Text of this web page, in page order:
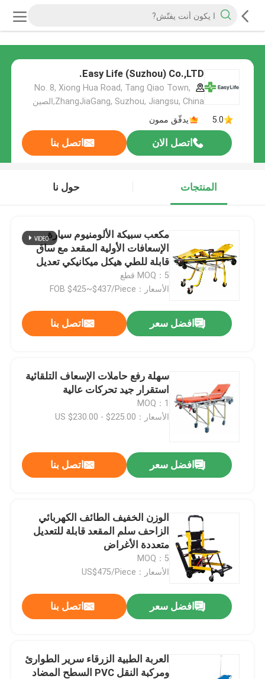
Easy Life (Suzhou) Co.,LTD.
No. 8, Xiong Hua Road, Tang Qiao Town,
ZhangJiaGang, Suzhou, Jiangsu, China,الصين
5.0
يدقّق ممون
اتصل الان اتصل بنا
المنتجات حول نا
مكعب سبيكة الألومنيوم سيارة
الإسعافات الأولية المقعد مع ساق
قابلة للطي هيكل ميكانيكي تعديل
الارتفاع تعديل ساق وظهر
MOQ：5 قطع
الأسعار：FOB $425~$437/Piece
افضل سعر اتصل بنا
سهلة رفع حاملات الإسعاف التلقائية
استقرار جيد تحركات عالية
MOQ：1
الأسعار：US $230.00 - $225.00
افضل سعر اتصل بنا
الوزن الخفيف الطائف الكهربائي
الزاحف سلم المقعد قابلة للتعديل
متعددة الأغراض
MOQ：5
الأسعار：US$475/Piece
افضل سعر اتصل بنا
العربة الطبية الزرقاء سرير الطوارئ
ومركبة النقل PVC السطح المضاد